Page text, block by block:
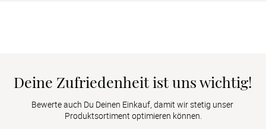
Deine Zufriedenheit ist uns wichtig!
Bewerte auch Du Deinen Einkauf, damit wir stetig unser
Produktsortiment optimieren können.